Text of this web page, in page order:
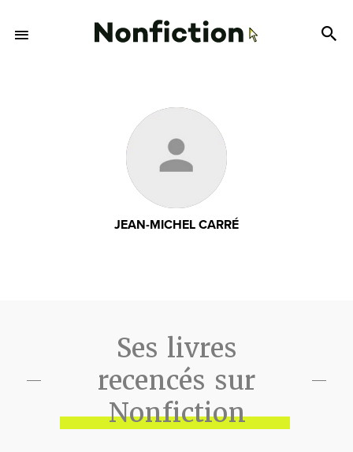
JEAN-MICHEL CARRÉ
Ses livres
recencés sur
Nonfiction